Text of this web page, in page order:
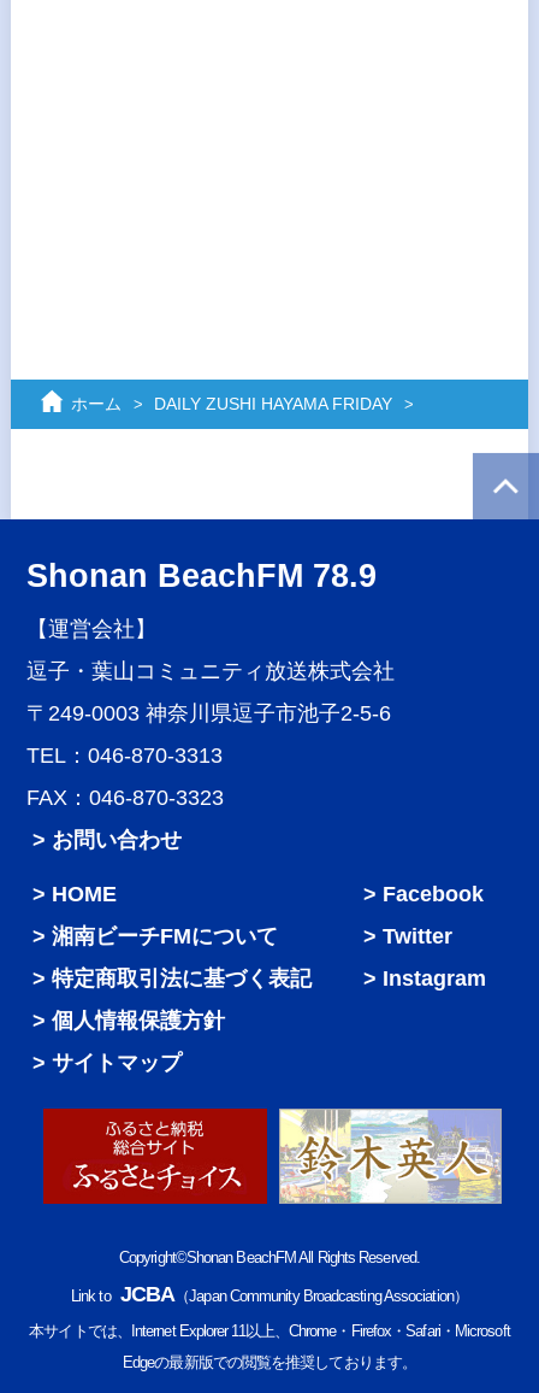
ホーム DAILY ZUSHI HAYAMA FRIDAY
Shonan BeachFM 78.9
【運営会社】
逗子・葉山コミュニティ放送株式会社
〒249-0003 神奈川県逗子市池子2-5-6
TEL：046-870-3313
FAX：046-870-3323
> お問い合わせ
HOME
湘南ビーチFMについて
特定商取引法に基づく表記
個人情報保護方針
サイトマップ
Facebook
Twitter
Instagram
Copyright©Shonan BeachFM All Rights Reserved.
Link to JCBA（Japan Community Broadcasting Association）
本サイトでは、Internet Explorer 11以上、Chrome・Firefox・Safari・Microsoft
Edgeの最新版での閲覧を推奨しております。